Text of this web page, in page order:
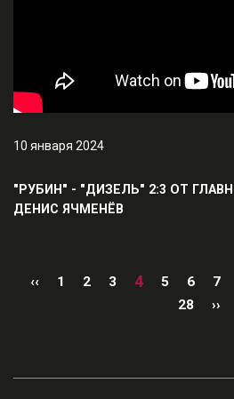
10 января 2024
"РУБИН" - "ДИЗЕЛЬ" 2:3 ОТ
ДЕНИС ЯЧМЕНЁВ
‹‹ 1 2 3 4 5 6 7
28
››